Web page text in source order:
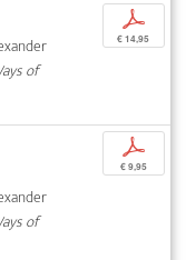
of
p
€ 14,95
of
p
€ 9,95